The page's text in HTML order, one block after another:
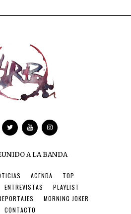
A LA BANDA
AGENDA
TOP
ENTREVISTAS
PLAYLIST
MORNING JOKER
CONTACTO